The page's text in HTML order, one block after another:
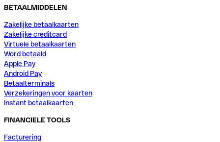
BETAALMIDDELEN
Zakelijke betaalkaarten
Zakelijke creditcard
Virtuele betaalkaarten
Word betaald
Apple Pay
Android Pay
Betaalterminals
Verzekeringen voor kaarten
Instant betaalkaarten
FINANCIELE TOOLS
Facturering